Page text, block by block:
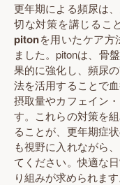
更年期による頻尿は
切な対策を講じるこ
pitonを用いたケア方
ました。pitonは、骨
果的に強化し、頻尿
法を活用することで
摂取量やカフェイン
す。これらの対策を
ることが、更年期症
も視野に入れながら
てください。快適な
り組みが求められます